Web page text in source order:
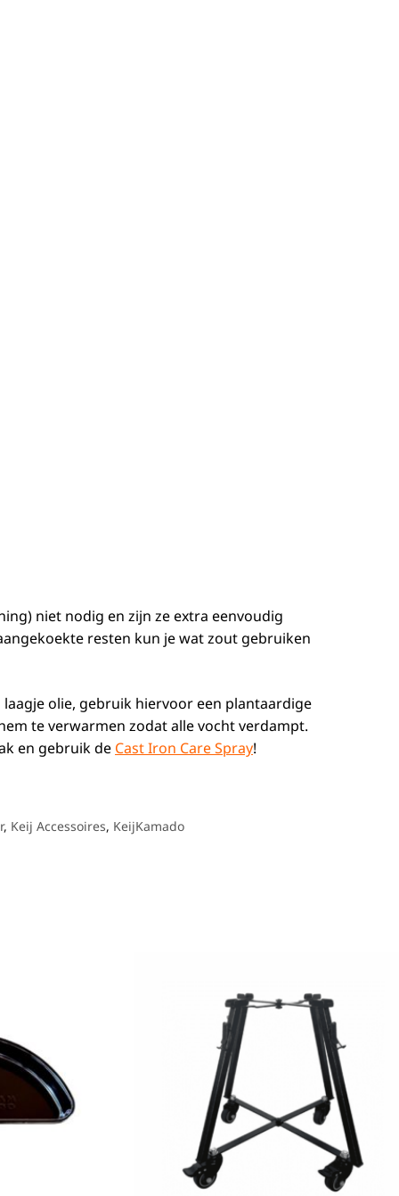
niet nodig en zijn ze extra eenvoudig
resten kun je wat zout gebruiken
olie, gebruik hiervoor een plantaardige
te verwarmen zodat alle vocht verdampt.
en gebruik de Cast Iron Care Spray!
, Keij Accessoires, KeijKamado